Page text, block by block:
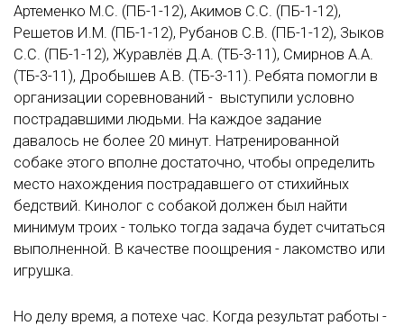
Артеменко М.С. (ПБ-1-12), Акимов С.С. (ПБ-1-12),
Решетов И.М. (ПБ-1-12), Рубанов С.В. (ПБ-1-12), Зыков
С.С. (ПБ-1-12), Журавлёв Д.А. (ТБ-3-11), Смирнов А.А.
(ТБ-3-11), Дробышев А.В. (ТБ-3-11). Ребята помогли в
организации соревнований - выступили условно
пострадавшими людьми. На каждое задание
давалось не более 20 минут. Натренированной
собаке этого вполне достаточно, чтобы определить
место нахождения пострадавшего от стихийных
бедствий. Кинолог с собакой должен был найти
минимум троих - только тогда задача будет считаться
выполненной. В качестве поощрения - лакомство или
игрушка.
Но делу время, а потехе час. Когда результат работы -